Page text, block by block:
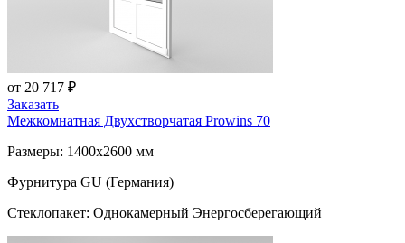
от 20 717 ₽
Заказать
Межкомнатная Двухстворчатая Prowins 70
Размеры: 1400x2600 мм
Фурнитура GU (Германия)
Стеклопакет: Однокамерный Энергосберегающий